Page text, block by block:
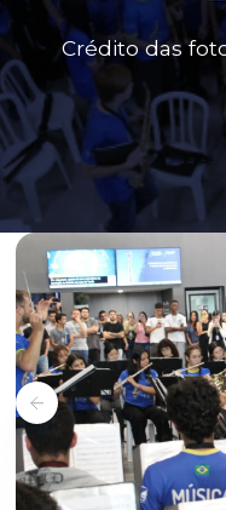
Crédito das